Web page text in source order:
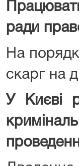
ради
На
скарг на
У Києві